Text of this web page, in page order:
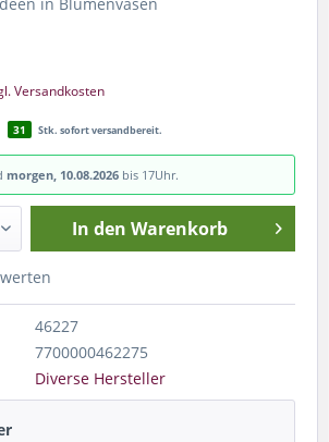
Versandkosten
31 Stk. sofort versandbereit.
morgen, 10.08.2026 bis 17Uhr.
In den Warenkorb
46227
7700000462275
Diverse Hersteller